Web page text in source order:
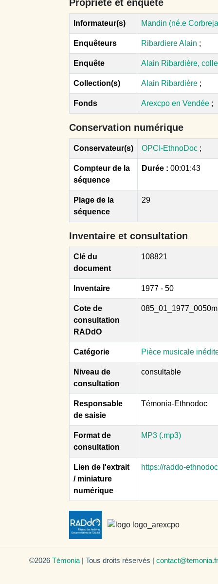
Propriété et enquête
Informateur(s) Mandin (né.e
Enquêteurs Ribardiere Alain ;
Enquête Alain Ribardière,
Collection(s) Alain Ribardière ;
Fonds Arexcpo en Vendée ;
Conservation numérique
Conservateur(s) OPCI-EthnoDoc ;
Compteur de la
séquence
Durée : 00:01:43
Plage de la
séquence
29
Inventaire et consultation
Clé du
document
108821
Inventaire 1977 - 50
Cote de
consultation
RADdO
Catégorie Pièce musicale
Niveau de
consultation
consultable
Responsable
de saisie
Témonia-Ethnodoc
Format de
consultation
MP3 (.mp3)
Lien de l'extrait
/ miniature
numérique
https://raddo-
©2026 Témonia | Tous droits réservés | contact@temonia.fr